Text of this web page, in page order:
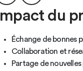
Impact du
Échange de bonnes
Collaboration et
Partage de